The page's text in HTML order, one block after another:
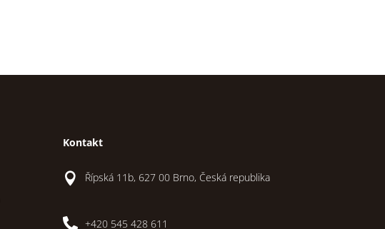
Kontakt
 Řípská 11b, 627 00 Brno, Česká republika
 +420 545 428 611